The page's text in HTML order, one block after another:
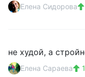
Елена Сидорова
не худой, а
Елена Сараева